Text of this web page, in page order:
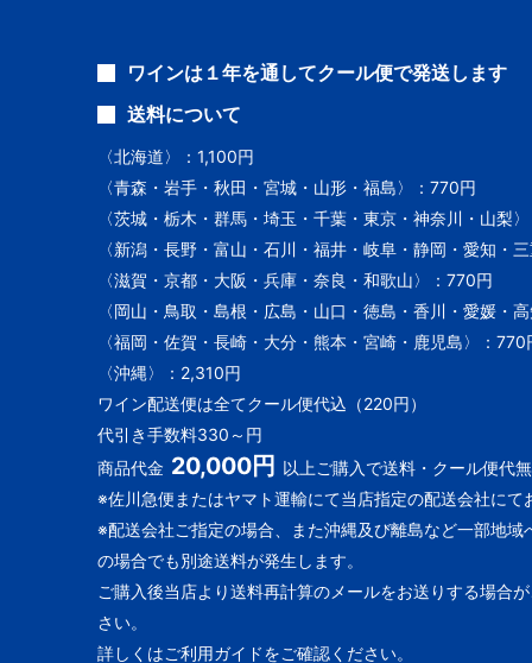
ワインは１年を通してクール便で発送します
送料について
〈北海道〉：1,100円
〈青森・岩手・秋田・宮城・山形・福島〉：770円
〈茨城・栃木・群馬・埼玉・千葉・東京・神奈川・山梨
〈新潟・長野・富山・石川・福井・岐阜・静岡・愛知・
〈滋賀・京都・大阪・兵庫・奈良・和歌山〉：770円
〈岡山・鳥取・島根・広島・山口・徳島・香川・愛媛・
〈福岡・佐賀・長崎・大分・熊本・宮崎・鹿児島〉：770
〈沖縄〉：2,310円
ワイン配送便は全てクール便代込（220円）
代引き手数料330～円
商品代金 20,000円 以上ご購入で送料・クール便代
※佐川急便またはヤマト運輸にて当店指定の配送会社にて
※配送会社ご指定の場合、また沖縄及び離島など一部地域
の場合でも別途送料が発生します。
ご購入後当店より送料再計算のメールをお送りする場合
さい。
詳しくはご利用ガイドをご確認ください。